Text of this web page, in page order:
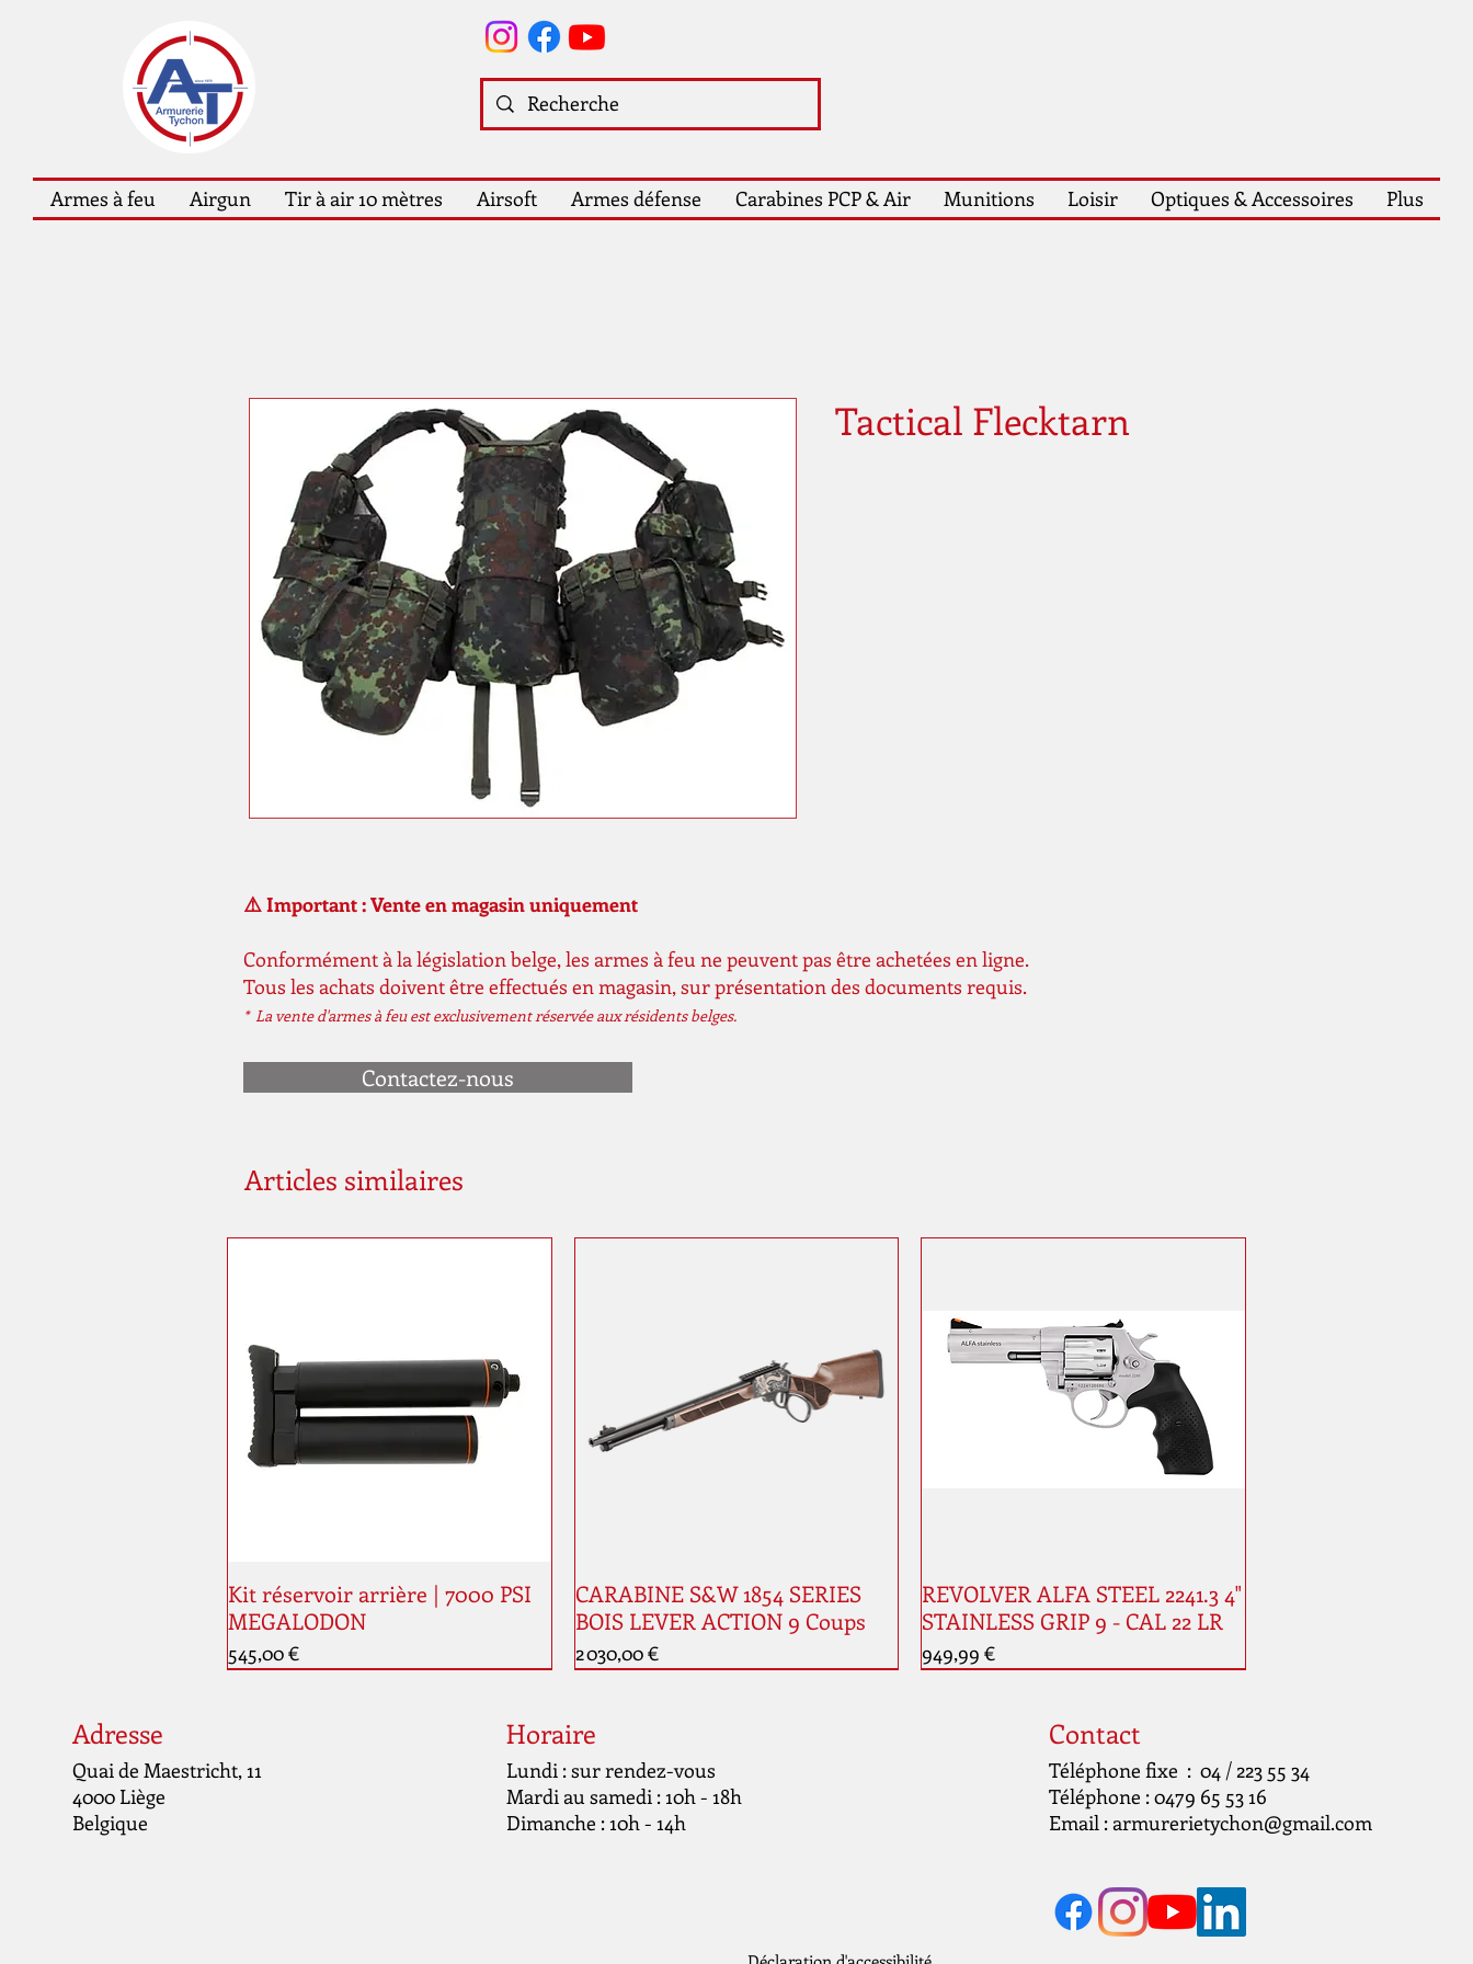
Armes à feu Airgun Tir à air 10 mètres Airsoft Armes défense Carabines PCP & Air Munitions Loisir Optiques & Accessoires Plus
Tactical Flecktarn
⚠️ Important : Vente en magasin uniquement
Conformément à la législation belge, les armes à feu ne peuvent pas être achetées en ligne.
Tous les achats doivent être effectués en magasin, sur présentation des documents requis.
* La vente d'armes à feu est exclusivement réservée aux résidents belges.
Contactez-nous
Articles similaires
Kit réservoir arrière | 7000 PSI
MEGALODON
Prix
545,00 €
CARABINE S&W 1854 SERIES
BOIS LEVER ACTION 9 Coups
Prix
2 030,00 €
REVOLVER ALFA STEEL 2241.3 4"
STAINLESS GRIP 9 - CAL 22 LR
Prix
949,99 €
Adresse
Quai de Maestricht, 11
4000 Liège
Belgique
Horaire
Lundi : sur rendez-vous
Mardi au samedi : 10h - 18h
Dimanche : 10h - 14h
Contact
Téléphone fixe : 04 / 223 55 34
Téléphone : 0479 65 53 16
Email :armurerietychon@gmail.com